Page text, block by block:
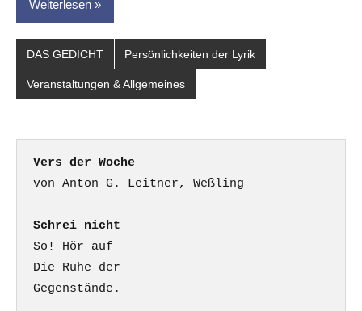
Weiterlesen
DAS GEDICHT Persönlichkeiten der Lyrik
Veranstaltungen & Allgemeines
Vers der Woche
Schrei nicht
So! Hör auf
Die Ruhe der
Gegenstände.